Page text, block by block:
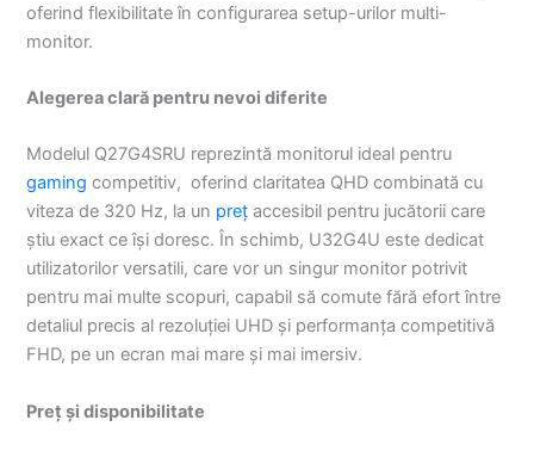
oferind flexibilitate în configurarea setup-urilor multi-
monitor.
Alegerea clară pentru nevoi diferite
Modelul Q27G4SRU reprezintă monitorul ideal pentru
gaming competitiv, oferind claritatea QHD combinată cu
viteza de 320 Hz, la un preț accesibil pentru jucătorii care
știu exact ce își doresc. În schimb, U32G4U este dedicat
utilizatorilor versatili, care vor un singur monitor potrivit
pentru mai multe scopuri, capabil să comute fără efort între
detaliul precis al rezoluției UHD și performanța competitivă
FHD, pe un ecran mai mare și mai imersiv.
Preț și disponibilitate